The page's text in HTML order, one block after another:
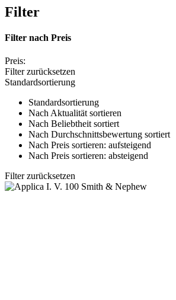
Filter
Filter nach Preis
Preis:
Filter zurücksetzen
Standardsortierung
Standardsortierung
Nach Aktualität sortieren
Nach Beliebtheit sortiert
Nach Durchschnittsbewertung sortiert
Nach Preis sortieren: aufsteigend
Nach Preis sortieren: absteigend
Filter zurücksetzen